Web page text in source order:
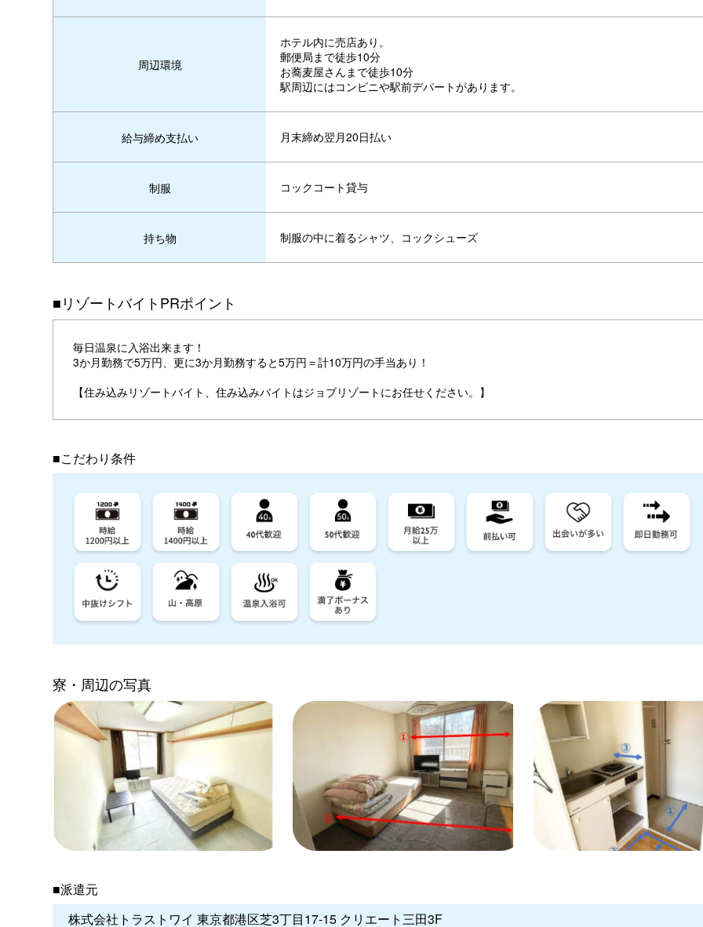
周辺環境
ホテル内に売店あり。
郵便局まで徒歩10分
お蕎麦屋さんまで徒歩10分
駅周辺にはコンビニや駅前デパートがあります。
給与締め支払い 月末締め翌月20日払い
制服 コックコート貸与
持ち物 制服の中に着るシャツ、コックシューズ
■リゾートバイトPRポイント
毎日温泉に入浴出来ます！
3か月勤務で5万円、更に3か月勤務すると5万円＝計10万円の手当あり！
【住み込みリゾートバイト、住み込みバイトはジョブリゾートにお任せください。】
■こだわり条件
寮・周辺の写真
■派遣元
株式会社トラストワイ 東京都港区芝3丁目17-15 クリエート三田3F